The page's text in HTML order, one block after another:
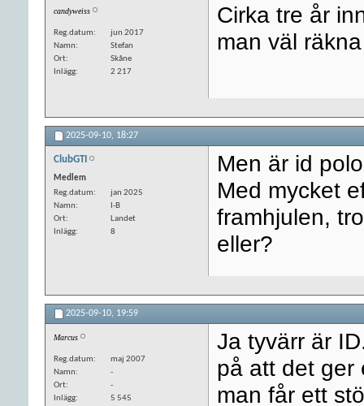
candyweiss
Reg.datum
jun 2017
Namn
Stefan
Ort
Skåne
Inlägg
2 217
Cirka tre år
man väl
2025-09-10, 18:27
ClubGTI
Medlem
Reg.datum
jan 2025
Namn
I-B
Ort
Landet
Inlägg
8
Men är id
Med mycket
framhjulen,
eller?
2025-09-10, 19:59
Marcus
Reg.datum
maj 2007
Namn
-
Ort
-
Inlägg
5 545
Ja tyvärr är
på att det ger
man får ett